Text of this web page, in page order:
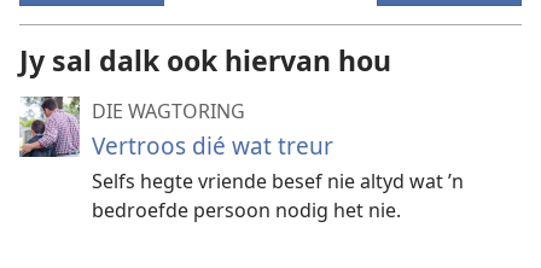
Jy sal dalk ook hiervan hou
DIE WAGTORING
Vertroos dié wat treur
Selfs hegte vriende besef nie altyd wat ’n
bedroefde persoon nodig het nie.